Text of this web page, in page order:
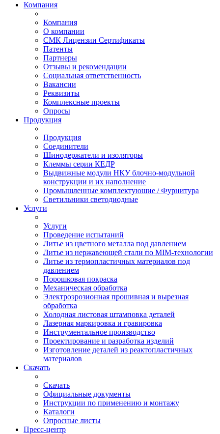
Компания
Компания
О компании
СМК Лицензии Сертификаты
Патенты
Партнеры
Отзывы и рекомендации
Социальная ответственность
Вакансии
Реквизиты
Комплексные проекты
Опросы
Продукция
Продукция
Соединители
Шинодержатели и изоляторы
Клеммы серии КЕДР
Выдвижные модули НКУ блочно-модульной
конструкции и их наполнение
Промышленные комплектующие / Фурнитура
Светильники светодиодные
Услуги
Услуги
Проведение испытаний
Литье из цветного металла под давлением
Литье из нержавеющей стали по MIM-технологии
Литье из термопластичных материалов под
давлением
Порошковая покраска
Механическая обработка
Электроэрозионная прошивная и вырезная
обработка
Холодная листовая штамповка деталей
Лазерная маркировка и гравировка
Инструментальное производство
Проектирование и разработка изделий
Изготовление деталей из реактопластичных
материалов
Скачать
Скачать
Официальные документы
Инструкции по применению и монтажу
Каталоги
Опросные листы
Пресс-центр